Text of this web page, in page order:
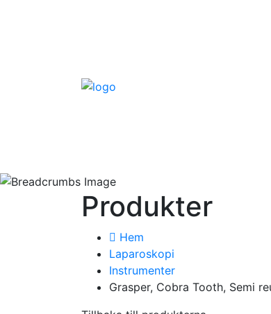
Produkter
Hem
Laparoskopi
Instrumenter
Grasper, Cobra Tooth, Semi